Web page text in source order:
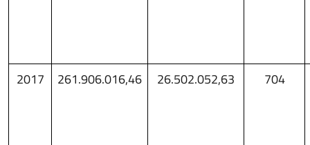
2017 261.906.016,46 26.502.052,63 704